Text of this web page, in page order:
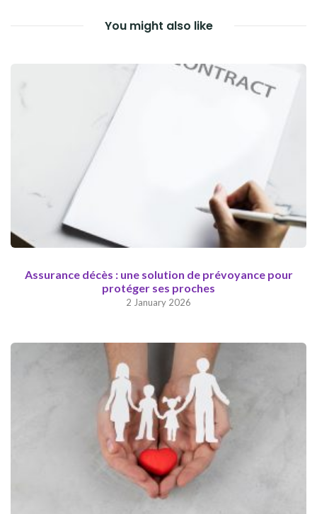
You might also like
Assurance décès : une solution de prévoyance pour
protéger ses proches
2 January 2026